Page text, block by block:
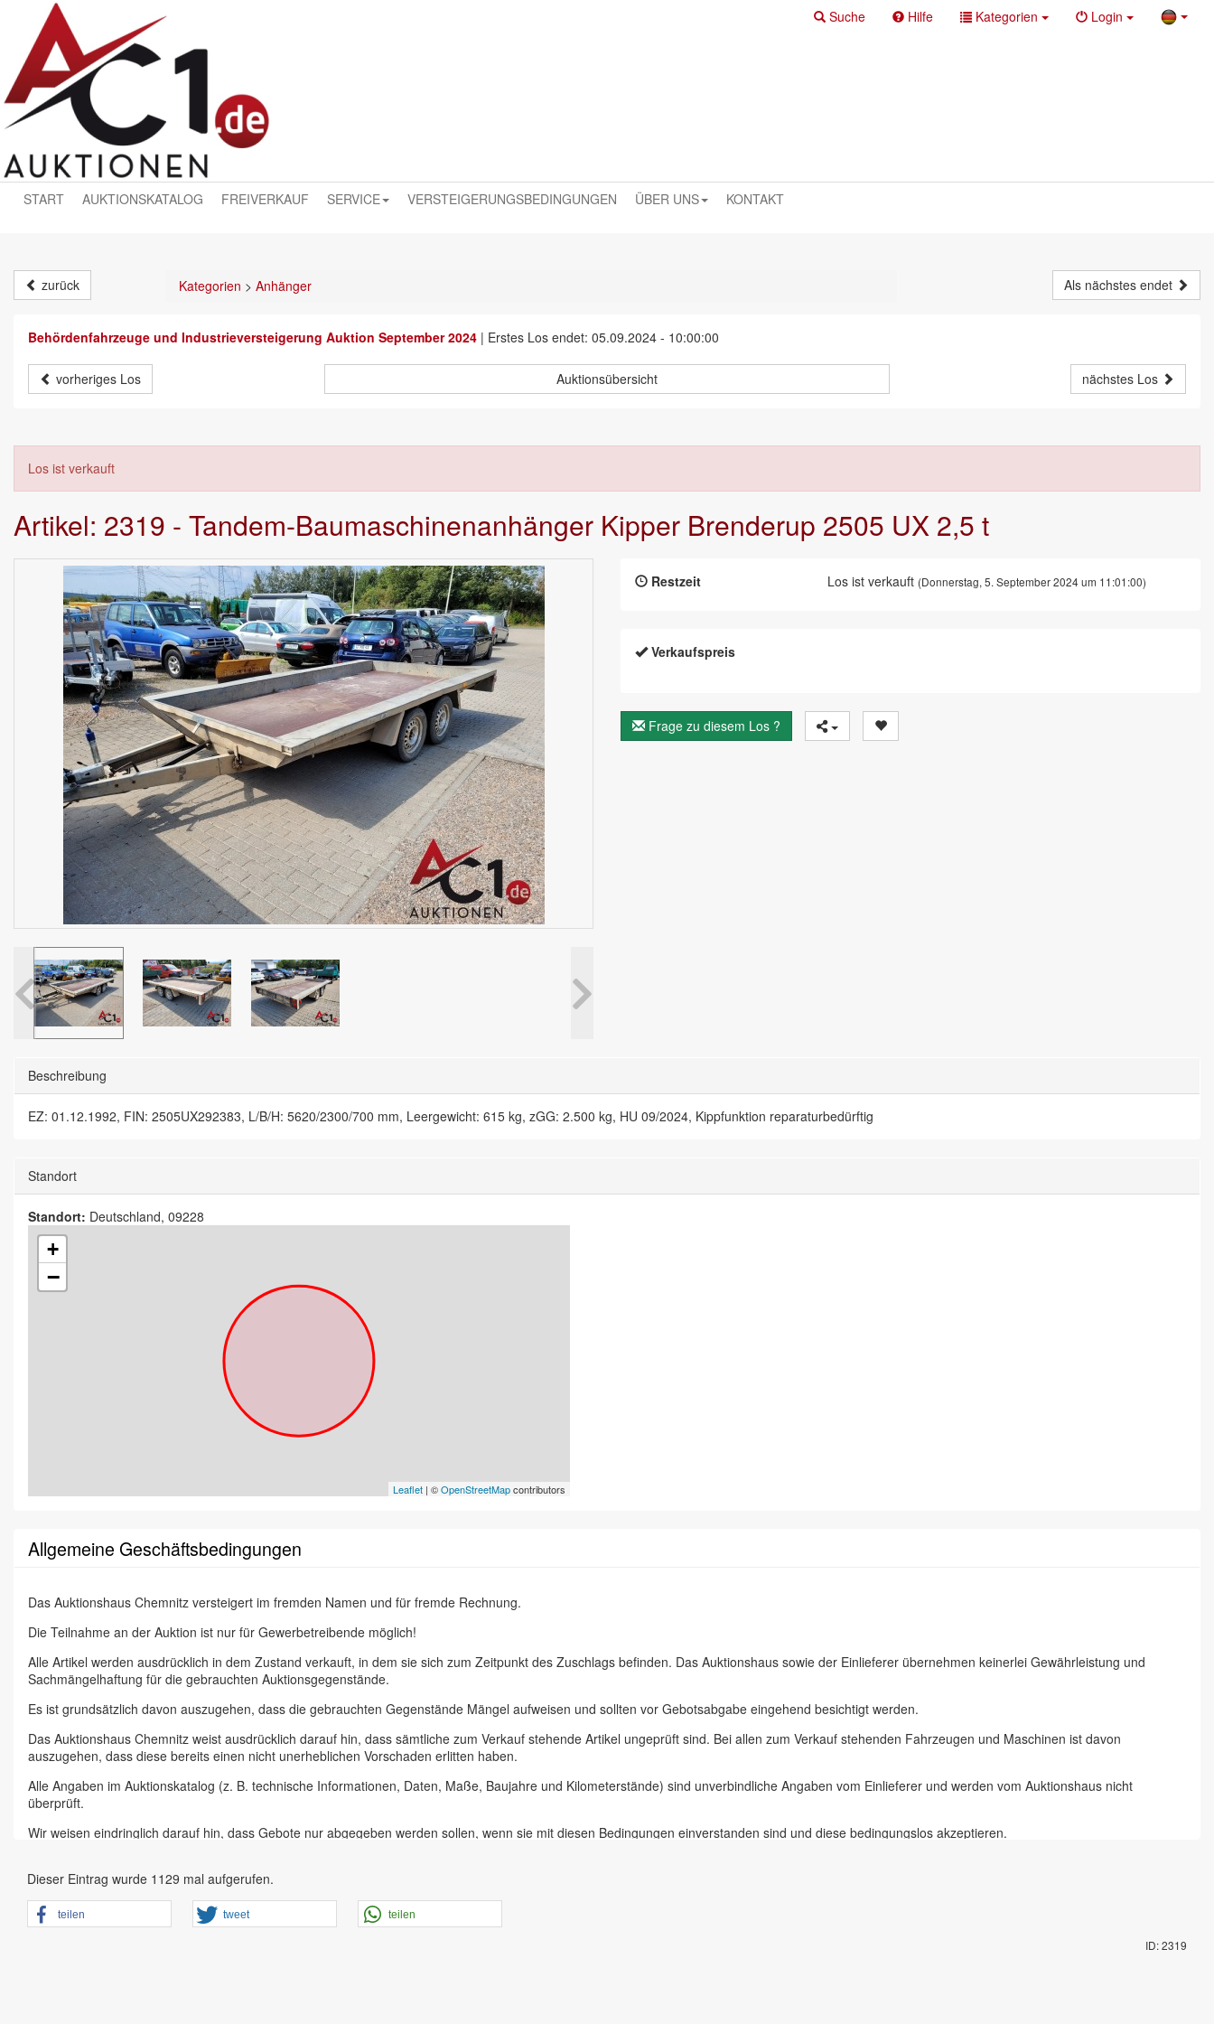
Suche Hilfe Kategorien Login
START AUKTIONSKATALOG FREIVERKAUF SERVICE VERSTEIGERUNGSBEDINGUNGEN ÜBER UNS KONTAKT
zurück Kategorien > Anhänger Als nächstes endet
Behördenfahrzeuge und Industrieversteigerung Auktion September 2024 | Erstes Los endet: 05.09.2024 - 10:00:00
vorheriges Los Auktionsübersicht nächstes Los
Los ist verkauft
Artikel: 2319 - Tandem-Baumaschinenanhänger Kipper Brenderup 2505 UX 2,5 t
Restzeit Los ist verkauft (Donnerstag, 5. September 2024 um 11:01:00)
Verkaufspreis
Frage zu diesem Los ?
Beschreibung
EZ: 01.12.1992, FIN: 2505UX292383, L/B/H: 5620/2300/700 mm, Leergewicht: 615 kg, zGG: 2.500 kg, HU 09/2024, Kippfunktion reparaturbedürftig
Standort
Standort: Deutschland, 09228
+
−
Leaflet | ©OpenStreetMapcontributors
Allgemeine Geschäftsbedingungen
Das Auktionshaus Chemnitz versteigert im fremden Namen und für fremde Rechnung.
Die Teilnahme an der Auktion ist nur für Gewerbetreibende möglich!
Alle Artikel werden ausdrücklich in dem Zustand verkauft, in dem sie sich zum Zeitpunkt des Zuschlags befinden. Das Auktionshaus sowie der Einlieferer übernehmen keinerlei Gewährleistung und
Sachmängelhaftung für die gebrauchten Auktionsgegenstände.
Es ist grundsätzlich davon auszugehen, dass die gebrauchten Gegenstände Mängel aufweisen und sollten vor Gebotsabgabe eingehend besichtigt werden.
Das Auktionshaus Chemnitz weist ausdrücklich darauf hin, dass sämtliche zum Verkauf stehende Artikel ungeprüft sind. Bei allen zum Verkauf stehenden Fahrzeugen und Maschinen ist davon
auszugehen, dass diese bereits einen nicht unerheblichen Vorschaden erlitten haben.
Alle Angaben im Auktionskatalog (z. B. technische Informationen, Daten, Maße, Baujahre und Kilometerstände) sind unverbindliche Angaben vom Einlieferer und werden vom Auktionshaus nicht
überprüft.
Wir weisen eindringlich darauf hin, dass Gebote nur abgegeben werden sollen, wenn sie mit diesen Bedingungen einverstanden sind und diese bedingungslos akzeptieren.
Online Bieter, Bieter bei Vor-Ort-Versteigerungen direkt beim Einlieferer oder bei Insolvenzversteigerungen.
Sämtliche Neueingänge werden sofort online gestellt. Sobald ein Artikel online gestellt ist haben sie die Möglichkeit, Online-Vorgebebote abzugeben und die Artikel auf dem Auktionsgelände nach
vorheriger Anmeldung zu besichtigen.
Dieser Eintrag wurde 1129 mal aufgerufen.
teilen tweet teilen
ID: 2319